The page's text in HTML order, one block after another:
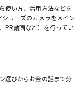
使い方、活用方法などを
リーズのカメラをメイン
PR動画など）を行ってい
選びからお金の話まで分